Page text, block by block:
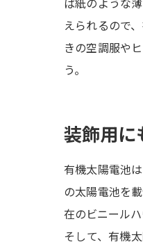
えられるので
きの空調服や
う。
装飾用に
有機太陽電池
の太陽電池を
在のビニール
そして、有機